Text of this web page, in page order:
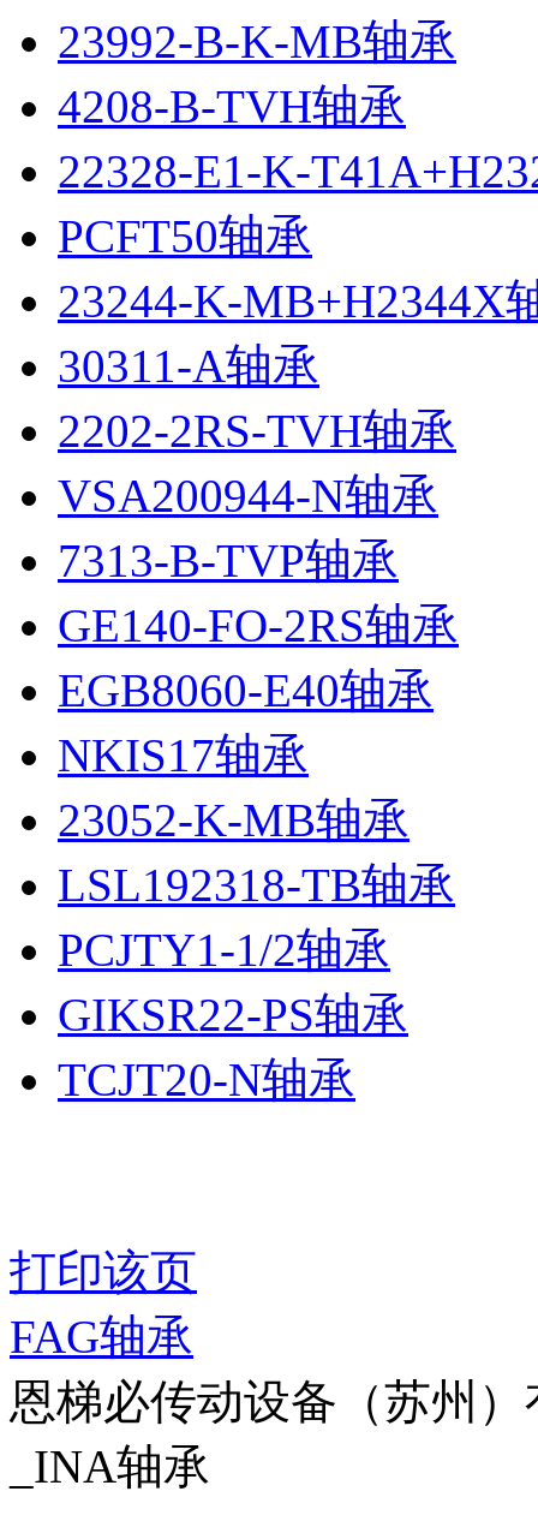
23992-B-K-MB轴承
4208-B-TVH轴承
22328-E1-K-
PCFT50轴承
23244-K-MB+H2344X
30311-A轴承
2202-2RS-TVH轴承
VSA200944-N轴承
7313-B-TVP轴承
GE140-FO-2RS轴承
EGB8060-E40轴承
NKIS17轴承
23052-K-MB轴承
LSL192318-TB轴承
PCJTY1-1/2轴承
GIKSR22-PS轴承
TCJT20-N轴承
打印该页
FAG轴承
恩梯必传动设备（苏州
_INA轴承